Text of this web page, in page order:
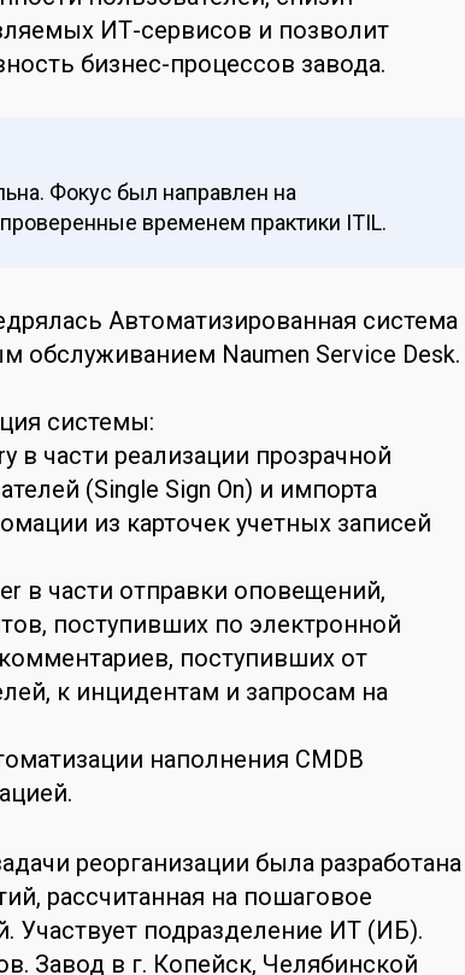
ИТ-сервисов и позволит
бизнес-процессов завода.
Фокус был направлен на
временем практики ITIL.
Автоматизированная система
обслуживанием Naumen Service Desk.
системы:
в части реализации прозрачной
(Single Sign On) и импорта
из карточек учетных записей
в части отправки оповещений,
поступивших по электронной
поступивших от
к инцидентам и запросам на
наполнения CMDB
реорганизации была разработана
рассчитанная на пошаговое
Участвует подразделение ИТ (ИБ).
Завод в г. Копейск, Челябинской